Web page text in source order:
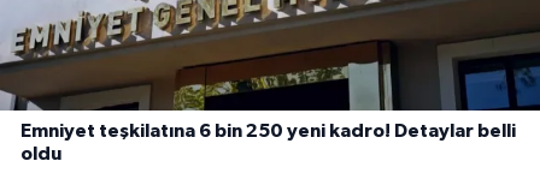
Emniyet teşkilatına 6 bin 250 yeni kadro! Detaylar belli
oldu